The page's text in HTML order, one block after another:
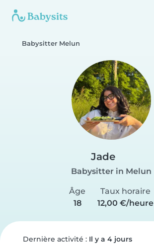
Babysitter Melun
Jade
Babysitter in Melun
Âge
18
Taux horaire
12,00 €/heure
Dernière activité : Il y a 4 jours